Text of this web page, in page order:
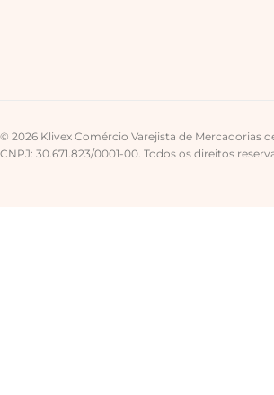
© 2026 Klivex Comércio Varejista de Mercadorias
CNPJ: 30.671.823/0001-00. Todos os direitos